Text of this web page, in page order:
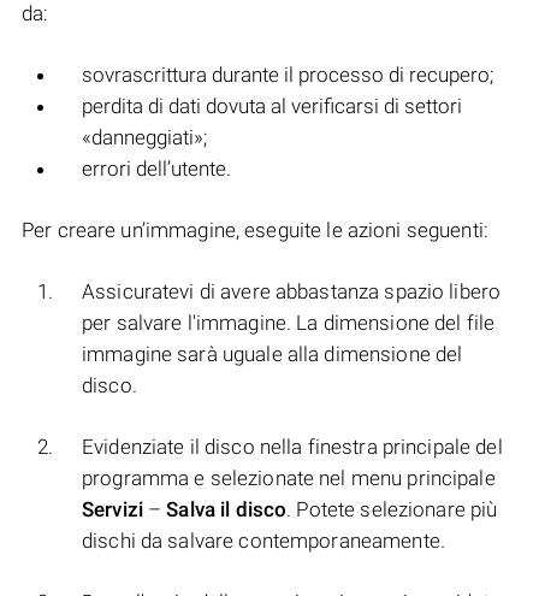
da:
sovrascrittura durante il processo di recupero;
perdita di dati dovuta al verificarsi di settori
«danneggiati»;
errori dell’utente.
Per creare un’immagine, eseguite le azioni seguenti:
Assicuratevi di avere abbastanza spazio libero
per salvare l'immagine. La dimensione del file
immagine sarà uguale alla dimensione del
disco.
Evidenziate il disco nella finestra principale del
programma e selezionate nel menu principale
Servizi–Salva il disco. Potete selezionare più
dischi da salvare contemporaneamente.